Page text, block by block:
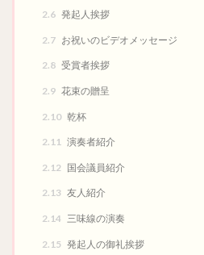
2.6 発起人挨拶
2.7 お祝いのビデオメッセージ
2.8 受賞者挨拶
2.9 花束の贈呈
2.10 乾杯
2.11 演奏者紹介
2.12 国会議員紹介
2.13 友人紹介
2.14 三味線の演奏
2.15 発起人の御礼挨拶